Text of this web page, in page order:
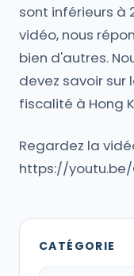
sont inférieurs à
vidéo, nous
bien d'autres.
devez savoir
fiscalité à Hong
Regardez la
https://youtu.be/
CATÉGORIE